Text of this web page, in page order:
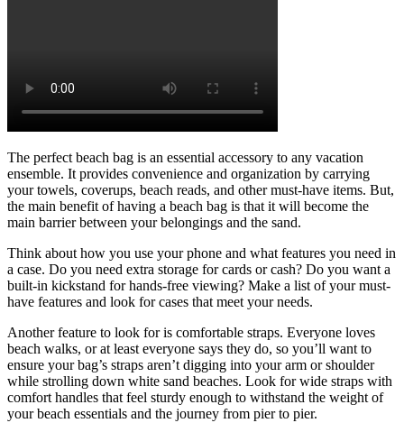
The perfect beach bag is an essential accessory to any vacation
ensemble. It provides convenience and organization by carrying
your towels, coverups, beach reads, and other must-have items. But,
the main benefit of having a beach bag is that it will become the
main barrier between your belongings and the sand.
Think about how you use your phone and what features you need in
a case. Do you need extra storage for cards or cash? Do you want a
built-in kickstand for hands-free viewing? Make a list of your must-
have features and look for cases that meet your needs.
Another feature to look for is comfortable straps. Everyone loves
beach walks, or at least everyone says they do, so you’ll want to
ensure your bag’s straps aren’t digging into your arm or shoulder
while strolling down white sand beaches. Look for wide straps with
comfort handles that feel sturdy enough to withstand the weight of
your beach essentials and the journey from pier to pier.